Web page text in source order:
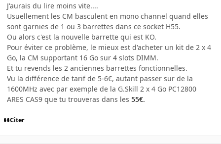
J'aurais du lire moins vite....
Usuellement les CM basculent en mono channel quand elles
sont garnies de 1 ou 3 barrettes dans ce socket H55.
Ou alors c'est la nouvelle barrette qui est KO.
Pour éviter ce problème, le mieux est d'acheter un kit de 2 x 4
Go, la CM supportant 16 Go sur 4 slots DIMM.
Et tu revends les 2 anciennes barrettes fonctionnelles.
Vu la différence de tarif de 5-6€, autant passer sur de la
1600MHz avec par exemple de la G.Skill 2 x 4 Go PC12800
ARES CAS9 que tu trouveras dans les 55€.
Citer